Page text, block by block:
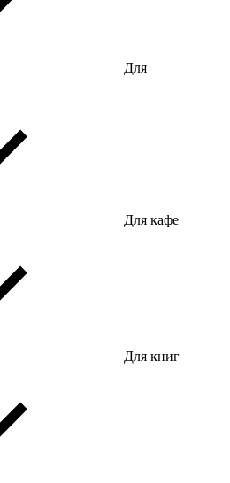
Для
Для кафе
Для книг